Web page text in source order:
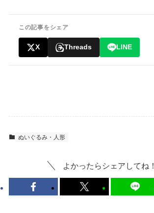
この記事をシェア
X Threads LINE
ぬいぐるみ・人形
よかったらシェアしてね！